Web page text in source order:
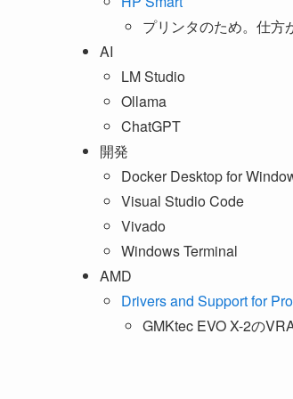
プリンタのため。仕方
AI
LM Studio
Ollama
ChatGPT
開発
Docker Desktop for
Visual Studio Code
Vivado
Windows Terminal
AMD
Drivers and Support for
GMKtec EVO X-2の